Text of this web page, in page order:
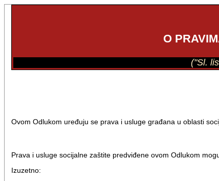
O
("Sl.
Ovom Odlukom uređuju se prava i usluge građana u oblasti
Prava i usluge socijalne zaštite predviđene ovom Odlukom
Izuzetno: